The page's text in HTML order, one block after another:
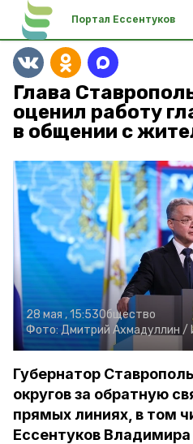
Портал Ессентуков
Глава
оценил работу
в общении с
28 мая , 15:53Общество
Фото:Дмитрий Ахмадуллин /
Губернатор
округов за обратную
прямых линиях, в том
Ессентуков